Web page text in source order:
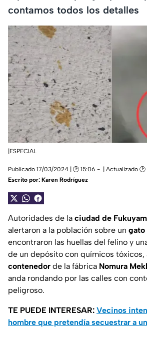
contamos todos los detalles
|ESPECIAL
Publicado 17/03/2024 | 🕑 15:06 | Actualizado
Escrito por: Karen Rodríguez
Autoridades de la ciudad de
alertaron a la población sobre un gato
encontraron las huellas del felino y
de un depósito con químicos tóxicos,
contenedor de la fábrica Nomura
anda rondando por las calles con
peligroso.
TE PUEDE INTERESAR: Vecinos
hombre que pretendía secuestrar a